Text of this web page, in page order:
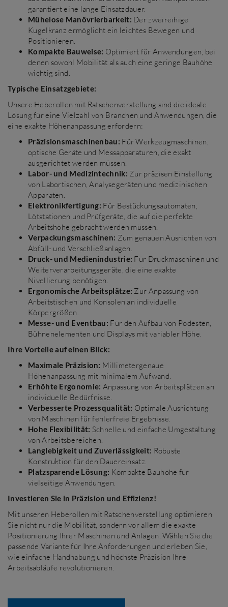
garantiert eine lange Einsatzdauer.
Mühelose Manövrierbarkeit: Der zweireihige
Kugelkranz ermöglicht ein leichtes Bewegen und
Positionieren.
Kompakte Bauweise: Optimiert für Anwendungen, bei
denen sowohl Mobilität als auch eine geringe Bauhöhe
wichtig sind.
Typische Einsatzgebiete:
Unsere Heberollen mit Ratschenverstellung sind die ideale
Lösung für eine Vielzahl von Branchen und Anwendungen, die
eine exakte Höhenanpassung erfordern:
Präzisionsmaschinenbau: Für Werkzeugmaschinen,
optische Geräte und Messapparaturen, die exakt
ausgerichtet werden müssen.
Labor- und Medizintechnik: Zur präzisen Einstellung
von Labortischen, Analysegeräten und medizinischen
Apparaten.
Elektronikfertigung: Für Bestückungsautomaten,
Lötstationen und Prüfgeräte, die auf die perfekte
Arbeitshöhe gebracht werden müssen.
Verpackungsmaschinen: Zum genauen Ausrichten von
Abfüll- und Verschließanlagen.
Druck- und Medienindustrie: Für Druckmaschinen und
Weiterverarbeitungsgeräte, die eine exakte
Nivellierung benötigen.
Ergonomische Arbeitsplätze: Zur Anpassung von
Arbeitstischen und Konsolen an individuelle
Körpergrößen.
Messe- und Eventbau: Für den Aufbau von Podesten,
Bühnenelementen und Displays mit variabler Höhe.
Ihre Vorteile auf einen Blick:
Maximale Präzision: Millimetergenaue
Höhenanpassung mit minimalem Aufwand.
Erhöhte Ergonomie: Anpassung von Arbeitsplätzen an
individuelle Bedürfnisse.
Verbesserte Prozessqualität: Optimale Ausrichtung
von Maschinen für fehlerfreie Ergebnisse.
Hohe Flexibilität: Schnelle und einfache Umgestaltung
von Arbeitsbereichen.
Langlebigkeit und Zuverlässigkeit: Robuste
Konstruktion für den Dauereinsatz.
Platzsparende Lösung: Kompakte Bauhöhe für
vielseitige Anwendungen.
Investieren Sie in Präzision und Effizienz!
Mit unseren Heberollen mit Ratschenverstellung optimieren
Sie nicht nur die Mobilität, sondern vor allem die exakte
Positionierung Ihrer Maschinen und Anlagen. Wählen Sie die
passende Variante für Ihre Anforderungen und erleben Sie,
wie einfache Handhabung und höchste Präzision Ihre
Arbeitsabläufe revolutionieren.